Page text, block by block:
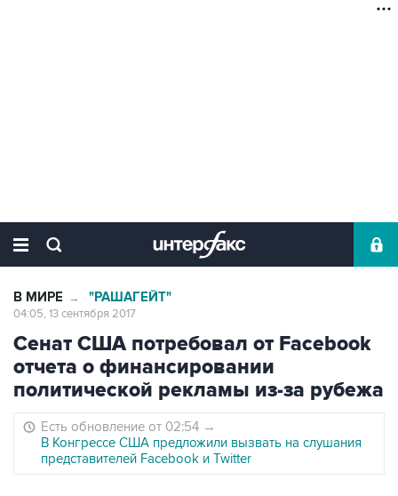
В МИРЕ → "РАШАГЕЙТ"
04:05, 13 сентября 2017
Сенат США потребовал от Facebook
отчета о финансировании
политической рекламы из-за рубежа
Есть обновление от 02:54 →
В Конгрессе США предложили вызвать на слушания
представителей Facebook и Twitter